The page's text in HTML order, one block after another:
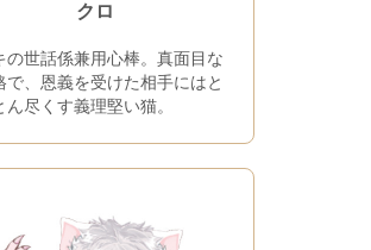
クロ
の世話係兼用心棒。真面目な
で、恩義を受けた相手にはと
ん尽くす義理堅い猫。